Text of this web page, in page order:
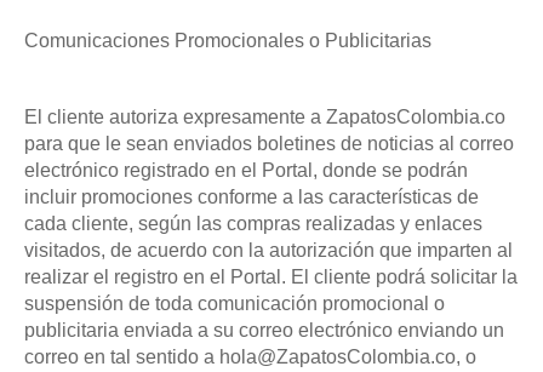
Comunicaciones Promocionales o Publicitarias
El cliente autoriza expresamente a ZapatosColombia.co
para que le sean enviados boletines de noticias al correo
electrónico registrado en el Portal, donde se podrán
incluir promociones conforme a las características de
cada cliente, según las compras realizadas y enlaces
visitados, de acuerdo con la autorización que imparten al
realizar el registro en el Portal. El cliente podrá solicitar la
suspensión de toda comunicación promocional o
publicitaria enviada a su correo electrónico enviando un
correo en tal sentido a hola@ZapatosColombia.co, o